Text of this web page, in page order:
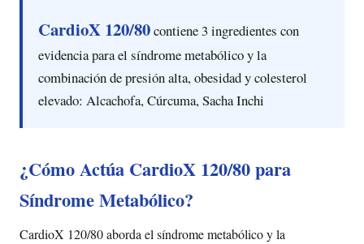
CardioX 120/80contiene 3 ingredientes con
evidencia para el síndrome metabólico y la
combinación de presión alta, obesidad y colesterol
elevado: Alcachofa, Cúrcuma, Sacha Inchi
¿Cómo Actúa CardioX 120/80 para
Síndrome Metabólico?
CardioX 120/80 aborda el síndrome metabólico y la